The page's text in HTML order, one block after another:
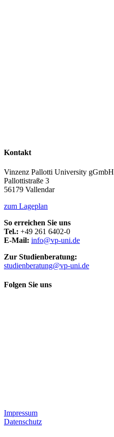
Kontakt
Vinzenz Pallotti University gGmbH
Pallottistraße 3
56179 Vallendar
zum Lageplan
So erreichen Sie uns
Tel.: +49 261 6402-0
E-Mail: info@vp-uni.de
Zur Studienberatung:
studienberatung@vp-uni.de
Folgen Sie uns
Impressum
Datenschutz